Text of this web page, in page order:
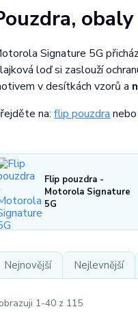
Signature 5G
loď si zaslouží
v desítkách vzorů a
na:flip pouzdra
Flip pouzdra -
Motorola Signature
5G
Nejnovější Nejlevnější
1-40 z 115